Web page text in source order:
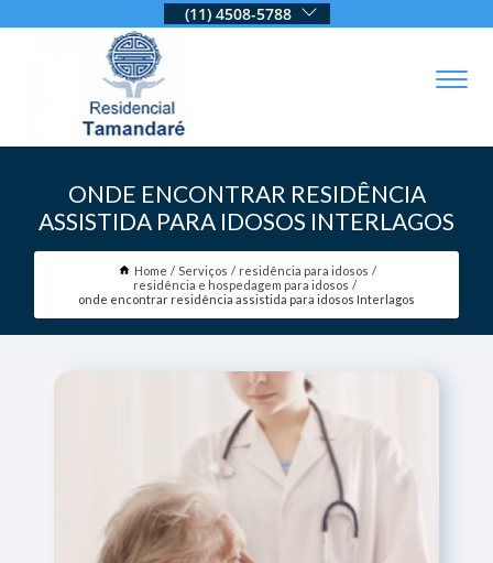
(11) 4508-5788
ONDE ENCONTRAR RESIDÊNCIA
ASSISTIDA PARA IDOSOS INTERLAGOS
Home Serviços
residência para idosos
residência e hospedagem para idosos
onde encontrar residência assistida para idosos Interlagos